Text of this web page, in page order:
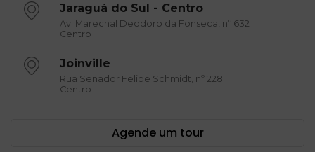
Jaraguá do Sul - Centro
Av. Marechal Deodoro da Fonseca, nº 632
Centro
Joinville
Rua Senador Felipe Schmidt, nº 228
Centro
Agende um tour